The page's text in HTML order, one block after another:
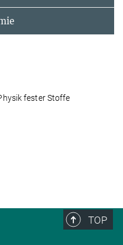
fester Stoffe
TOP